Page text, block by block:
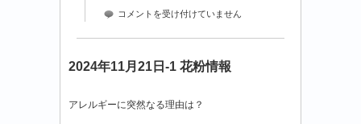
2024
21
花
コメントを受け付けていません
2024年11月21日-1 花粉情報
アレルギーに突然なる理由は？